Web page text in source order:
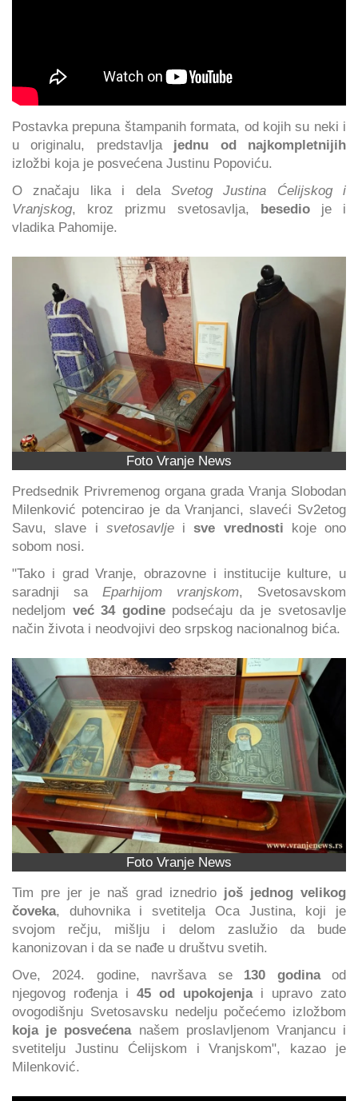
Postavka prepuna štampanih formata, od kojih su neki i
u originalu, predstavljajednu od najkompletnijih
izložbi koja je posvećena Justinu Popoviću.
O značaju lika i dela Svetog Justina Ćelijskog i
Vranjskog, kroz prizmu svetosavlja, besedio je i
vladika Pahomije.
Foto Vranje News
Predsednik Privremenog organa grada Vranja Slobodan
Milenković potencirao je da Vranjanci, slaveći Sv2etog
Savu, slave i svetosavljeisve vrednosti koje ono
sobom nosi.
"Tako i grad Vranje, obrazovne i institucije kulture, u
saradnji sa Eparhijom vranjskom, Svetosavskom
nedeljom već 34 godinepodsećaju da je svetosavlje
način života i neodvojivi deo srpskog nacionalnog bića.
Foto Vranje News
Tim pre jer je naš grad iznedrio još jednog velikog
čoveka, duhovnika i svetitelja Oca Justina, koji je
svojom rečju, mišlju i delom zaslužio da bude
kanonizovan i da se nađe u društvu svetih.
Ove, 2024. godine, navršava se 130 godinaod
njegovog rođenja i 45 od upokojenjai upravo zato
ovogodišnju Svetosavsku nedelju počećemo izložbom
koja je posvećena našem proslavljenom Vranjancu i
svetitelju Justinu Ćelijskom i Vranjskom", kazao je
Milenković.